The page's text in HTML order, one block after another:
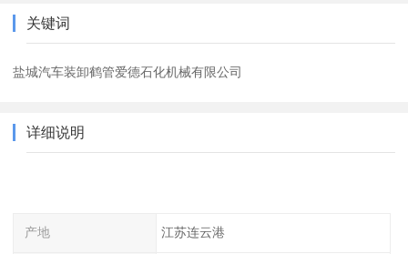
关键词
盐城汽车装卸鹤管爱德石化机械有限公司
详细说明
产地 江苏连云港